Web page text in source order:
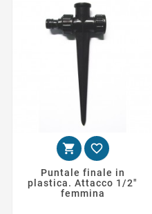
 
Puntale finale in
plastica. Attacco 1/2"
femmina